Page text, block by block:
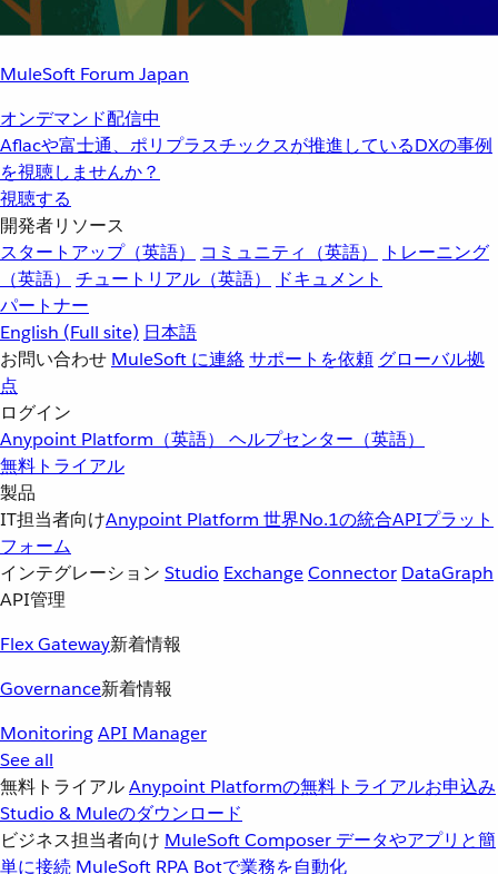
MuleSoft Forum Japan
オンデマンド配信中
Aflacや富士通、ポリプラスチックスが推進しているDXの事例
を視聴しませんか？
視聴する
開発者リソース
スタートアップ（英語）
コミュニティ（英語）
トレーニング
（英語）
チュートリアル（英語）
ドキュメント
パートナー
English (Full site) 日本語
お問い合わせ MuleSoft に連絡サポートを依頼 グローバル拠
点
ログイン
Anypoint Platform（英語） ヘルプセンター（英語）
無料トライアル
製品
IT担当者向けAnypoint Platform 世界No.1の統合APIプラット
フォーム
インテグレーション Studio ExchangeConnector DataGraph
API管理
Flex Gateway新着情報
Governance新着情報
MonitoringAPI Manager
See all
無料トライアルAnypoint Platformの無料トライアルお申込み
Studio & Muleのダウンロード
ビジネス担当者向け MuleSoft Composer データやアプリと簡
単に接続 MuleSoft RPA Botで業務を自動化